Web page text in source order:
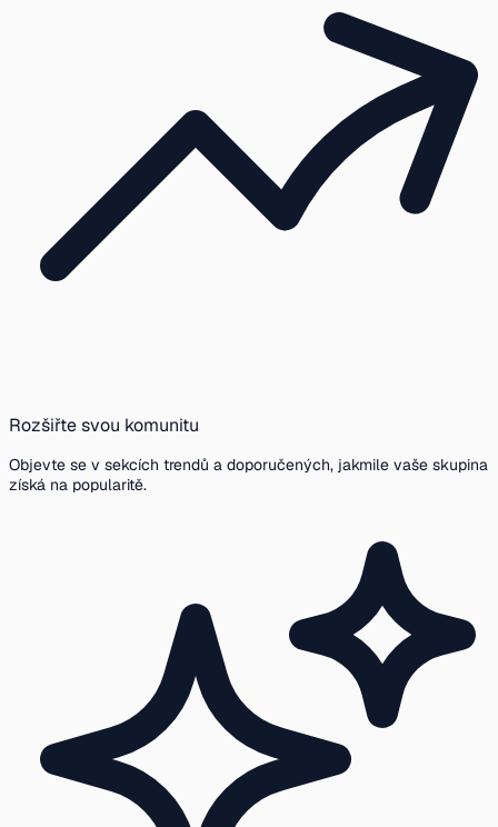
Rozšiřte svou komunitu
Objevte se v sekcích trendů a doporučených, jakmile vaše skupina
získá na popularitě.